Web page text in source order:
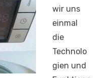
wir uns
einmal
die
Technolo
gien und